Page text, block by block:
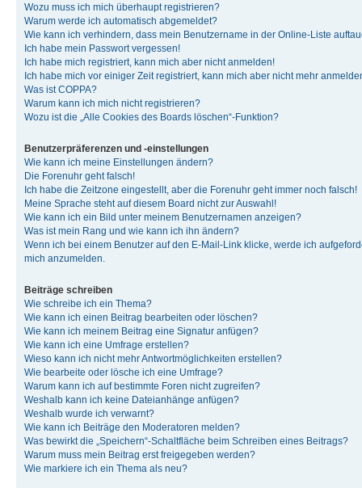
Wozu muss ich mich überhaupt registrieren?
Warum werde ich automatisch abgemeldet?
Wie kann ich verhindern, dass mein Benutzername in der Online-Liste
Ich habe mein Passwort vergessen!
Ich habe mich registriert, kann mich aber nicht anmelden!
Ich habe mich vor einiger Zeit registriert, kann mich aber nicht mehr
Was ist COPPA?
Warum kann ich mich nicht registrieren?
Wozu ist die „Alle Cookies des Boards löschen“-Funktion?
Benutzerpräferenzen und -einstellungen
Wie kann ich meine Einstellungen ändern?
Die Forenuhr geht falsch!
Ich habe die Zeitzone eingestellt, aber die Forenuhr geht immer noch falsch!
Meine Sprache steht auf diesem Board nicht zur Auswahl!
Wie kann ich ein Bild unter meinem Benutzernamen anzeigen?
Was ist mein Rang und wie kann ich ihn ändern?
Wenn ich bei einem Benutzer auf den E-Mail-Link klicke, werde ich
mich anzumelden.
Beiträge schreiben
Wie schreibe ich ein Thema?
Wie kann ich einen Beitrag bearbeiten oder löschen?
Wie kann ich meinem Beitrag eine Signatur anfügen?
Wie kann ich eine Umfrage erstellen?
Wieso kann ich nicht mehr Antwortmöglichkeiten erstellen?
Wie bearbeite oder lösche ich eine Umfrage?
Warum kann ich auf bestimmte Foren nicht zugreifen?
Weshalb kann ich keine Dateianhänge anfügen?
Weshalb wurde ich verwarnt?
Wie kann ich Beiträge den Moderatoren melden?
Was bewirkt die „Speichern“-Schaltfläche beim Schreiben eines Beitrags?
Warum muss mein Beitrag erst freigegeben werden?
Wie markiere ich ein Thema als neu?